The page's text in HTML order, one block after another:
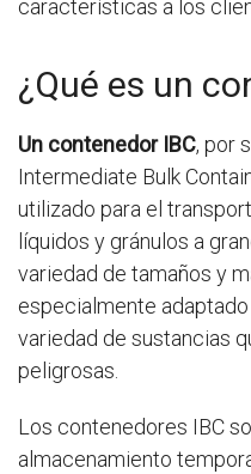
características a los
¿Qué es un
Un contenedor IBC, por
Intermediate Bulk
utilizado para el
líquidos y gránulos a
variedad de tamaños y
especialmente
variedad de sustancias
peligrosas.
Los contenedores IBC
almacenamiento